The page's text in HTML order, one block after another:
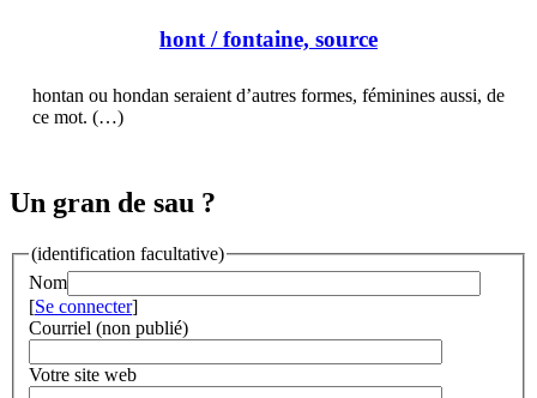
hont/ fontaine, source
hontan ou hondan seraient d’autres formes, féminines aussi, de
ce mot. (…)
Un gran de sau ?
(identification facultative)
Nom
[Se connecter]
Courriel (non publié)
Votre site web